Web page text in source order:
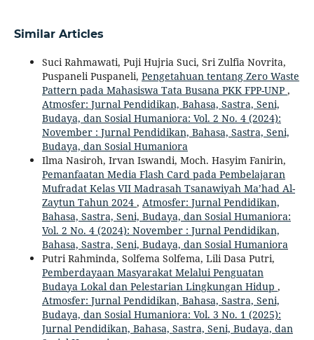
Similar Articles
Suci Rahmawati, Puji Hujria Suci, Sri Zulfia Novrita,
Puspaneli Puspaneli, Pengetahuan tentang Zero Waste
Pattern pada Mahasiswa Tata Busana PKK FPP-UNP ,
Atmosfer: Jurnal Pendidikan, Bahasa, Sastra, Seni,
Budaya, dan Sosial Humaniora: Vol. 2 No. 4 (2024):
November : Jurnal Pendidikan, Bahasa, Sastra, Seni,
Budaya, dan Sosial Humaniora
Ilma Nasiroh, Irvan Iswandi, Moch. Hasyim Fanirin,
Pemanfaatan Media Flash Card pada Pembelajaran
Mufradat Kelas VII Madrasah Tsanawiyah Ma’had Al-
Zaytun Tahun 2024 , Atmosfer: Jurnal Pendidikan,
Bahasa, Sastra, Seni, Budaya, dan Sosial Humaniora:
Vol. 2 No. 4 (2024): November : Jurnal Pendidikan,
Bahasa, Sastra, Seni, Budaya, dan Sosial Humaniora
Putri Rahminda, Solfema Solfema, Lili Dasa Putri,
Pemberdayaan Masyarakat Melalui Penguatan
Budaya Lokal dan Pelestarian Lingkungan Hidup ,
Atmosfer: Jurnal Pendidikan, Bahasa, Sastra, Seni,
Budaya, dan Sosial Humaniora: Vol. 3 No. 1 (2025):
Jurnal Pendidikan, Bahasa, Sastra, Seni, Budaya, dan